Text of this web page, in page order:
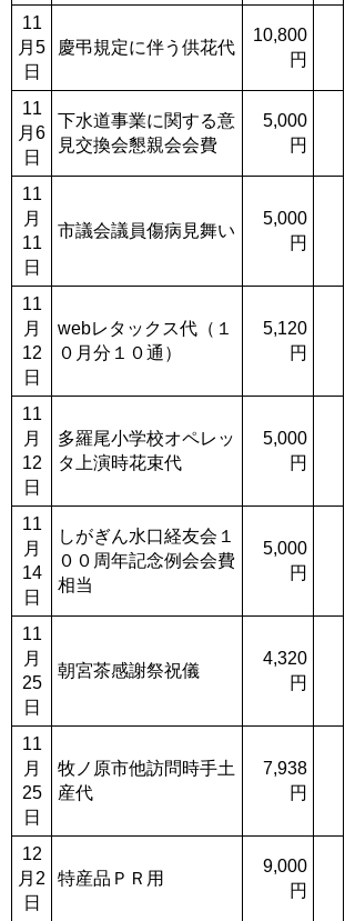
11
月5
日
慶弔規定に伴う供花代
10,800
円
11
月6
日
下水道事業に関する意
見交換会懇親会会費
5,000
円
11
月
11
日
市議会議員傷病見舞い
5,000
円
11
月
12
日
webレタックス代（１
０月分１０通）
5,120
円
11
月
12
日
多羅尾小学校オペレッ
タ上演時花束代
5,000
円
11
月
14
日
しがぎん水口経友会１
００周年記念例会会費
相当
5,000
円
11
月
25
日
朝宮茶感謝祭祝儀
4,320
円
11
月
25
日
牧ノ原市他訪問時手土
産代
7,938
円
12
月2
日
特産品ＰＲ用
9,000
円